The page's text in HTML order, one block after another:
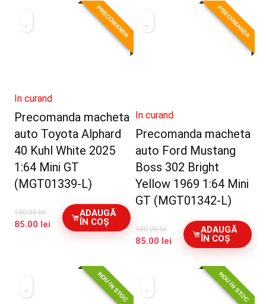
PRECOMANDA
In curand
Precomanda macheta
auto Toyota Alphard
40 Kuhl White 2025
1:64 Mini GT
(MGT01339-L)
100.00lei
Prețul
85.00 lei Prețul
curent
ADAUGĂ
ÎN COȘ
PRECOMANDA
In curand
Precomanda macheta
auto Ford Mustang
Boss 302 Bright
Yellow 1969 1:64 Mini
GT (MGT01342-L)
100.00lei
Prețul
100.00 lei.
85.00 lei Prețul
curent
85.00 lei.
ADAUGĂ
ÎN COȘ
NOU IN STOC NOU IN STOC